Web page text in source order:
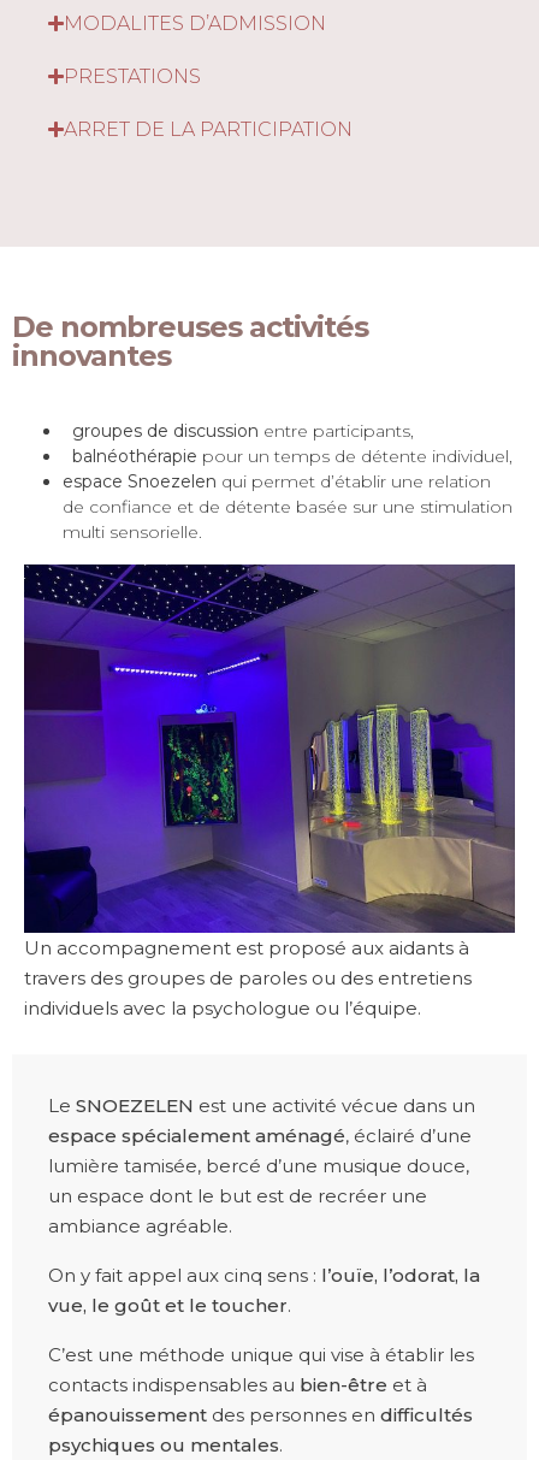
MODALITES D’ADMISSION
PRESTATIONS
ARRET DE LA PARTICIPATION
De nombreuses activités
innovantes
groupes de discussion entre participants,
balnéothérapie pour un temps de détente individuel,
espace Snoezelen qui permet d’établir une relation
de confiance et de détente basée sur une stimulation
multi sensorielle.
Un accompagnement est proposé aux aidants à
travers des groupes de paroles ou des entretiens
individuels avec la psychologue ou l’équipe.
Le SNOEZELEN est une activité vécue dans un
espace spécialement aménagé, éclairé d’une
lumière tamisée, bercé d’une musique douce,
un espace dont le but est de recréer une
ambiance agréable.
On y fait appel aux cinq sens : l’ouïe, l’odorat, la
vue, le goût et le toucher.
C’est une méthode unique qui vise à établir les
contacts indispensables au bien-être et à
épanouissement des personnes en difficultés
psychiques ou mentales.